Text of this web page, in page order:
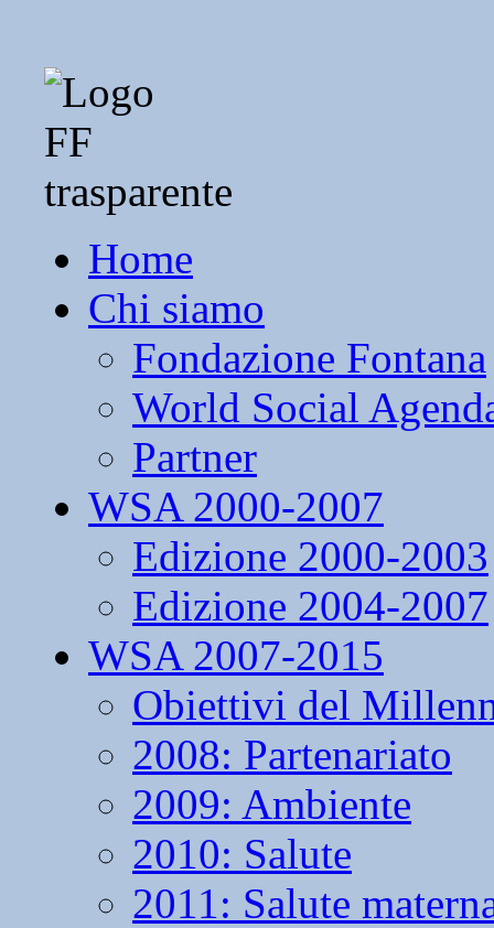
Home
Chi siamo
Fondazione Fontana
World Social
Partner
WSA 2000-2007
Edizione 2000-2003
Edizione 2004-2007
WSA 2007-2015
Obiettivi del
2008: Partenariato
2009: Ambiente
2010: Salute
2011: Salute